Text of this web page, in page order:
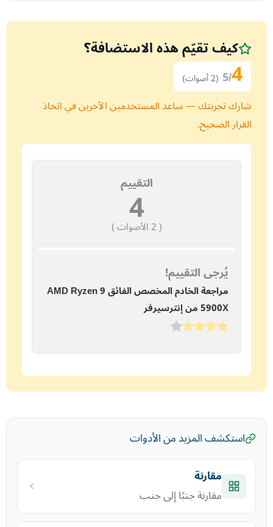
كيف تقيّم هذه الاستضافة؟
4
/5 (2 أصوات)
شارك تجربتك — ساعد المستخدمين الآخرين في اتخاذ
القرار الصحيح.
التقييم
4 (
2الأصوات )
يُرجى التقييم!
مراجعة الخادم المخصص الفائق AMD Ryzen 9
5900X من إنترسيرفر
استكشف المزيد من الأدوات
مقارنة
مقارنة جنبًا إلى جنب